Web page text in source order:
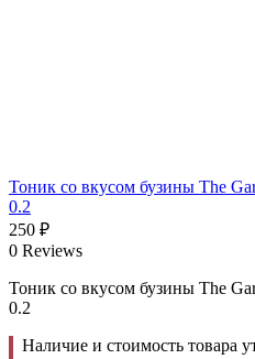
Тоник со вкусом бузины The
0.2
250 ₽
0 Reviews
Тоник со вкусом бузины The
0.2
Наличие и стоимость товара